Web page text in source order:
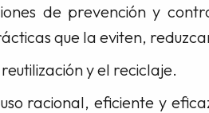
de prevención y
que la eviten,
y el reciclaje.
racional, eficiente y